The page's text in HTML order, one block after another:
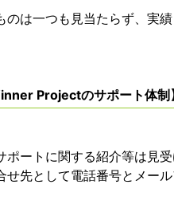
のは一つも見当たらず、実
Projectのサポート体制
ポートに関する紹介等は見
先として電話番号とメー